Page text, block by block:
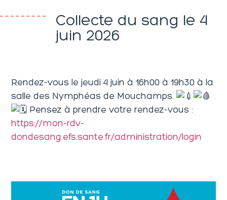
Collecte du sang le 4
juin 2026
Rendez-vous le jeudi 4 juin à 16h00 à 19h30 à la
salle des Nymphéas de Mouchamps.
Pensez à prendre votre rendez-vous :
https://mon-rdv-
dondesang.efs.sante.fr/administration/login